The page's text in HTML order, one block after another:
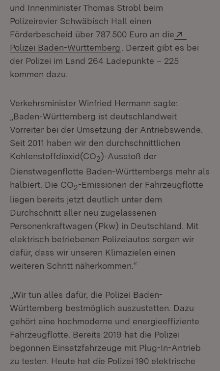
und Innenminister Thomas Strobl beim
Polizeirevier Schwäbisch Hall einen
Förderbescheid über 787.500 Euro an die
Polizei Baden-Württemberg (Öffnet in neuem
. Derzeit gibt es bei
der Polizei im Land 264 Ladepunkte – 225
kommen dazu.
Verkehrsminister Winfried Hermann sagte:
„Baden-Württemberg ist deutschlandweit
Vorreiter bei der Umsetzung der Antriebswende.
Seit 2011 haben wir den durchschnittlichen
Kohlenstoffdioxid(CO2)-Ausstoß der
Dienstwagenflotte Baden-Württembergs mehr als
halbiert. Die CO2-Emissionen der Fahrzeugflotte
liegen bereits jetzt deutlich unter dem
Durchschnitt aller neu zugelassenen
Personenkraftwagen (Pkw) in Deutschland. Mit
elektrisch betriebenen Polizeiautos sorgen wir
dafür, dass wir unseren Klimazielen einen
weiteren Schritt näherkommen.“
„Wir tun alles dafür, die Polizei Baden-
Württemberg bestmöglich auszustatten. Dazu
gehört eine hochmoderne und energieeffiziente
Fahrzeugflotte. Bereits 2019 hat die Polizei
begonnen Einsatzfahrzeuge mit Plug-In-Antrieb
zu testen. Heute hat die Polizei 190 elektrische